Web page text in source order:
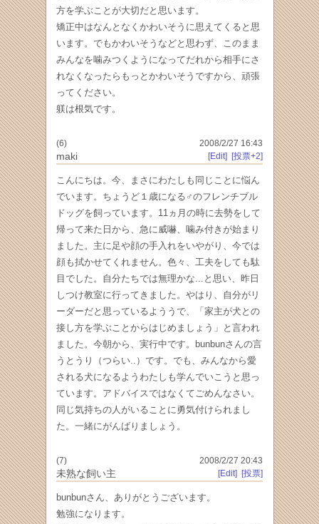
方を学ぶことが大切だと思います。
矯正中はなんとなくかわいそうに思えてくると思
います。でもかわいそうなどと思わず、このまま
みんなを噛みつくようになってだれから相手にさ
れなくなったらもっとかわいそうですから、頑張
ってください。
躾は根気です。
(6)
maki
2008/2/27 16:43
[Edit]
[投票+2]
こんにちは。今、まさにわたしも同じことに悩ん
でいます。ちょうど１歳になる♂のフレンチブル
ドッグを飼っています。11ヵ月の時に去勢をして
帰って来た日から、急に威嚇、噛み付きが始まり
ました。主に足や顔の手入れをいやがり、今では
顔も拭かせてくれません。色々、工夫をしても駄
目でした。自分たちでは無理かな...と思い、昨日
しつけ教室に行ってきました。やはり、自分がリ
ーダーだと思っているよううで、「家主が犬との
接し方を学ぶことからはじめましょう」と言われ
ました。今朝から、実行中です。bunbunさんの言
うとうり（つらい..）です。でも、みんなから愛
される犬になるようわたしも学んでいこうと思っ
ています。アドバイスではなくてごめんなさい。
同じ気持ちの人がいることに勇気付けられまし
た。一緒にがんばりましょう。
(7)
未熟な飼い主
2008/2/27 20:43
[Edit]
[投票]
bunbunさん、ありがとうございます。
勉強になります。